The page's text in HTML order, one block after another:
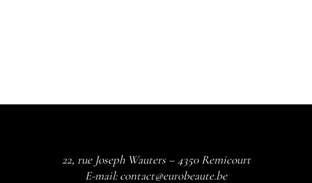
22, rue Joseph Wauters – 4350 Remicourt
E-mail:contact@eurobeaute.be